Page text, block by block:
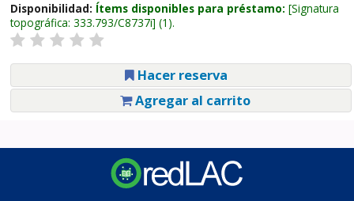
Disponibilidad: Ítems disponibles para préstamo: Signatura
topográfica: 333.793/C8737i (1).
Hacer reserva
Agregar al carrito